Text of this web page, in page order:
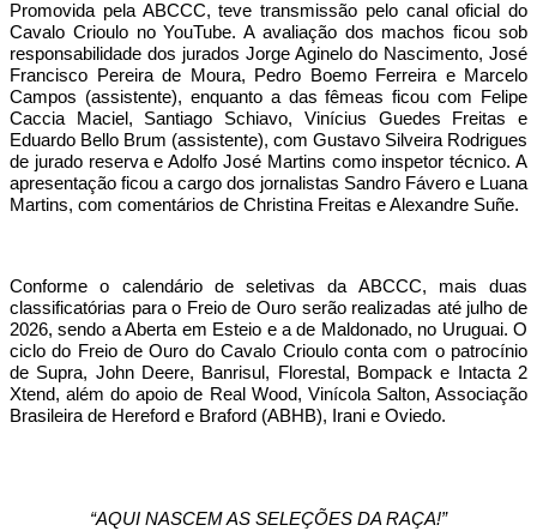
Promovida pela ABCCC, teve transmissão pelo canal oficial do
Cavalo Crioulo no YouTube. A avaliação dos machos ficou sob
responsabilidade dos jurados Jorge Aginelo do Nascimento, José
Francisco Pereira de Moura, Pedro Boemo Ferreira e Marcelo
Campos (assistente), enquanto a das fêmeas ficou com Felipe
Caccia Maciel, Santiago Schiavo, Vinícius Guedes Freitas e
Eduardo Bello Brum (assistente), com Gustavo Silveira Rodrigues
de jurado reserva e Adolfo José Martins como inspetor técnico. A
apresentação ficou a cargo dos jornalistas Sandro Fávero e Luana
Martins, com comentários de Christina Freitas e Alexandre Suñe.
Conforme o calendário de seletivas da ABCCC, mais duas
classificatórias para o Freio de Ouro serão realizadas até julho de
2026, sendo a Aberta em Esteio e a de Maldonado, no Uruguai. O
ciclo do Freio de Ouro do Cavalo Crioulo conta com o patrocínio
de Supra, John Deere, Banrisul, Florestal, Bompack e Intacta 2
Xtend, além do apoio de Real Wood, Vinícola Salton, Associação
Brasileira de Hereford e Braford (ABHB), Irani e Oviedo.
“AQUI NASCEM AS SELEÇÕES DA RAÇA!”